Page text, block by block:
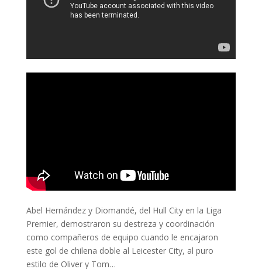
Abel Hernández y Diomandé, del Hull City en la Liga
Premier, demostraron su destreza y coordinación
como compañeros de equipo cuando le encajaron
este gol de chilena doble al Leicester City, al puro
estilo de Oliver y Tom…